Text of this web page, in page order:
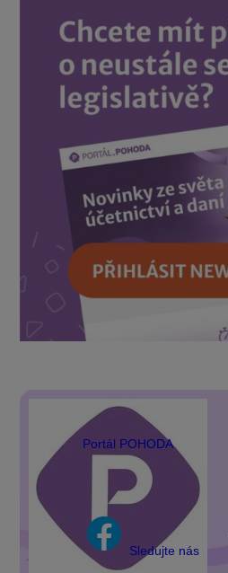
Portál POHODA
Sledujte nás